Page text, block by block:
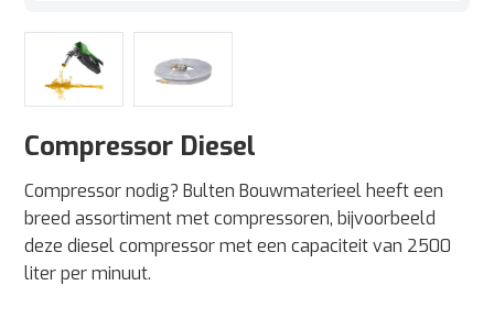
Compressor Diesel
Compressor nodig? Bulten Bouwmaterieel heeft een
breed assortiment met compressoren, bijvoorbeeld
deze diesel compressor met een capaciteit van 2500
liter per minuut.